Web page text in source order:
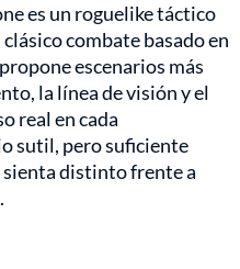
es un roguelike táctico
combate basado en
escenarios más
la línea de visión y el
real en cada
sutil, pero suficiente
sienta distinto frente a